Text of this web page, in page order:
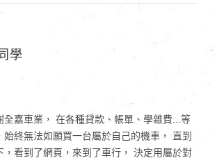
學
全嘉車業， 在各種貸款、帳單、學雜費...等
始終無法如願買一台屬於自己的機車， 直到
，看到了網頁，來到了車行， 決定用屬於對